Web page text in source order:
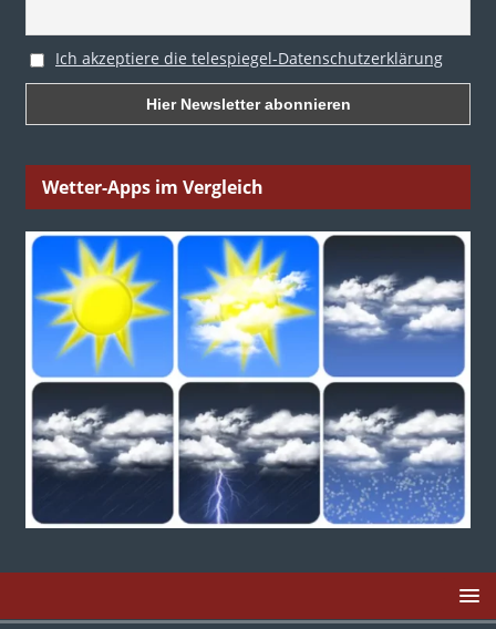
Ich akzeptiere die telespiegel-Datenschutzerklärung
Wetter-Apps im Vergleich